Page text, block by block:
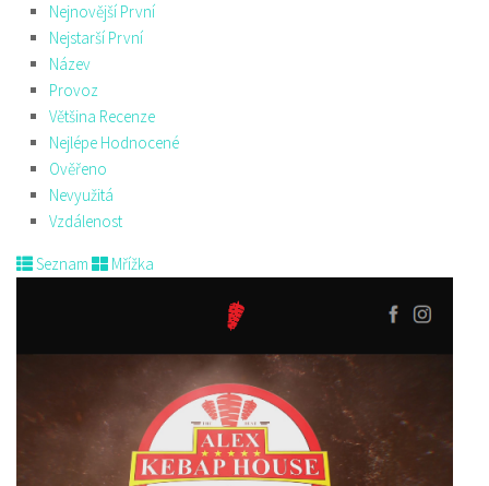
Nejnovější První
Nejstarší První
Název
Provoz
Většina Recenze
Nejlépe Hodnocené
Ověřeno
Nevyužitá
Vzdálenost
Seznam Mřížka